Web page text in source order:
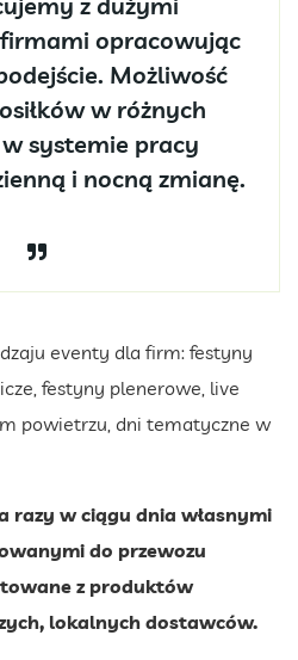
opracowując
Możliwość
w różnych
systemie pracy
i nocną zmianę.
eventy dla firm: festyny
festyny plenerowe, live
powietrzu, dni tematyczne w
razy w ciągu dnia własnymi
do przewozu
z produktów
lokalnych dostawców.